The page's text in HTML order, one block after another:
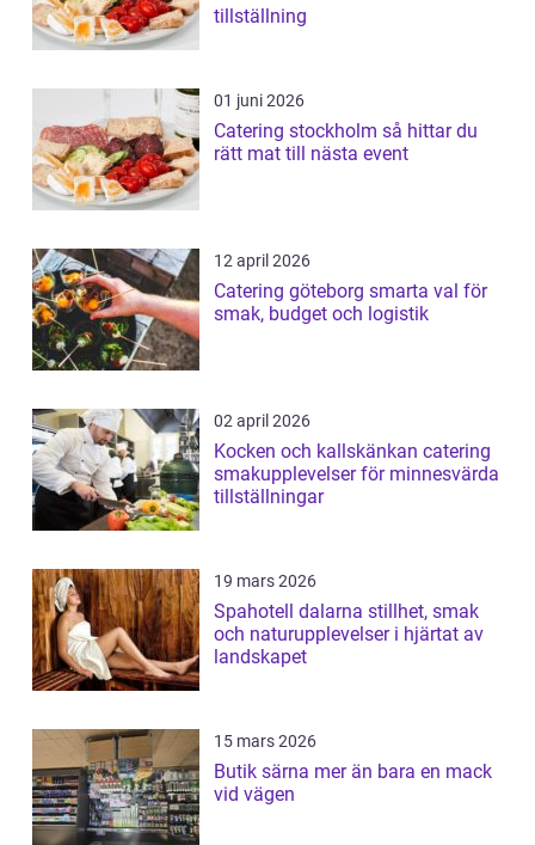
tillställning
01 juni 2026
Catering stockholm så hittar du
rätt mat till nästa event
12 april 2026
Catering göteborg smarta val för
smak, budget och logistik
02 april 2026
Kocken och kallskänkan catering
smakupplevelser för minnesvärda
tillställningar
19 mars 2026
Spahotell dalarna stillhet, smak
och naturupplevelser i hjärtat av
landskapet
15 mars 2026
Butik särna mer än bara en mack
vid vägen